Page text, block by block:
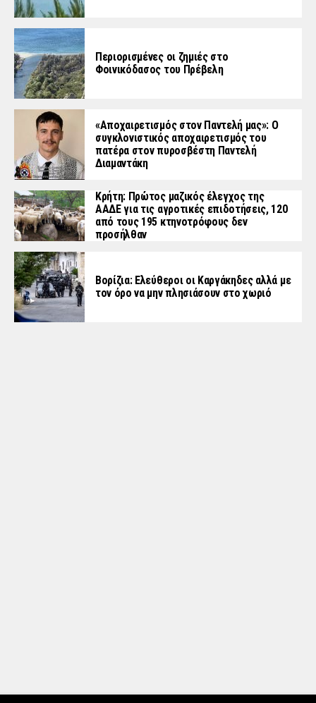
Περιορισμένες οι ζημιές στο
Φοινικόδασος του Πρέβελη
«Aποχαιρετισμός στον Παντελή μας»: Ο
συγκλονιστικός αποχαιρετισμός του
πατέρα στον πυροσβέστη Παντελή
Διαμαντάκη
Κρήτη: Πρώτος μαζικός έλεγχος της
ΑΑΔΕ για τις αγροτικές επιδοτήσεις, 120
από τους 195 κτηνοτρόφους δεν
προσήλθαν
Βορίζια: Ελεύθεροι οι Καργάκηδες αλλά με
τον όρο να μην πλησιάσουν στο χωριό